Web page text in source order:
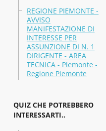
REGIONE PIEMONTE -
AVVISO
MANIFESTAZIONE DI
INTERESSE PER
ASSUNZIONE DI N. 1
DIRIGENTE - AREA
TECNICA - Piemonte -
Regione Piemonte
QUIZ CHE POTREBBERO
INTERESSARTI..